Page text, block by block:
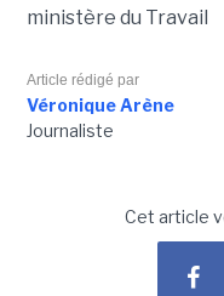
ministère du Travail
Article rédigé par
Véronique Arène
Journaliste
Cet article